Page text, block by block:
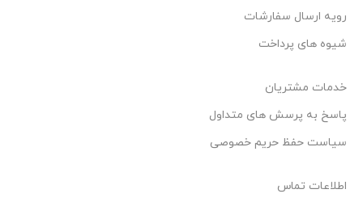
رویه ارسال سفارشات
شیوه های پرداخت
خدمات مشتریان
پاسخ به پرسش های متداول
سیاست حفظ حریم خصوصی
اطلاعات تماس